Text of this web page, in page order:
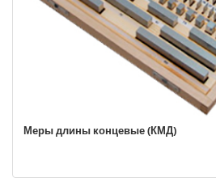
Меры длины концевые (КМД)